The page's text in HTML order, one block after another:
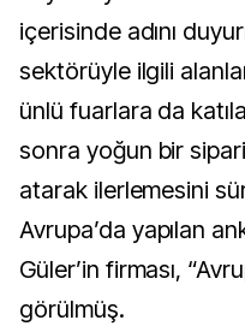
içerisinde adını
sektörüyle ilgili
ünlü fuarlara da
sonra yoğun bir
atarak ilerlemesini
Avrupa’da yapılan
Güler’in firması,
görülmüş.